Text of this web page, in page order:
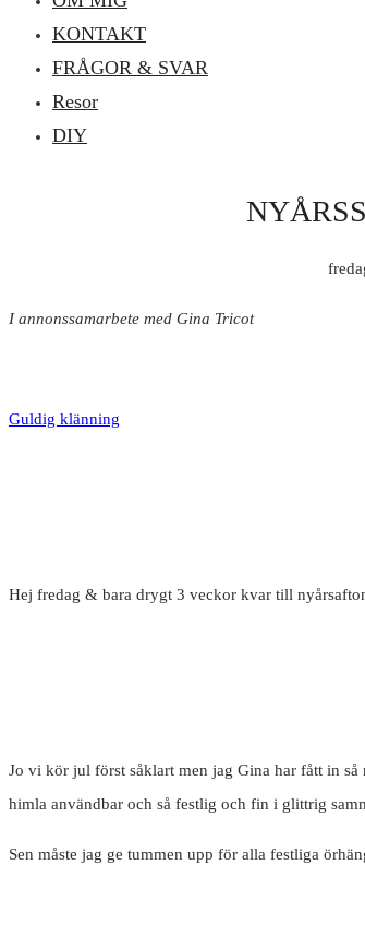
KONTAKT
FRÅGOR & SVAR
Resor
DIY
I annonssamarbete med Gina Tricot
Guldig klänning
Hej fredag & bara drygt 3 veckor kvar till
Jo vi kör jul först såklart men jag Gina har fått in
himla användbar och så festlig och fin i glittrig
Sen måste jag ge tummen upp för alla festliga